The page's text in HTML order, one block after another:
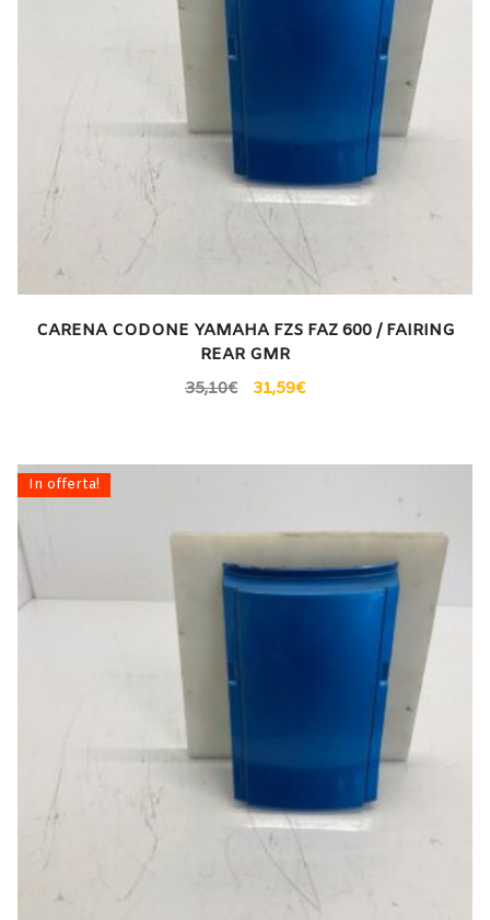
CARENA CODONE YAMAHA FZS FAZ 600 / FAIRING
REAR GMR
35,10€ 31,59€
In offerta!